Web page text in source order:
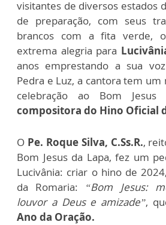
visitantes de diversos estados
de preparação, com seus
brancos com a fita verde,
extrema alegria para
anos emprestando a sua
Pedra e Luz, a cantora tem um
celebração ao Bom
compositora do Hino Oficial
O Pe. Roque Silva, C.Ss.R.,
Bom Jesus da Lapa, fez um
Lucivânia: criar o hino de
da Romaria: “Bom Jesus:
louvor a Deus e amizade”,
Ano da Oração.